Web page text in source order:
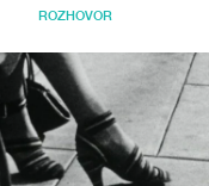
ROZHOVOR